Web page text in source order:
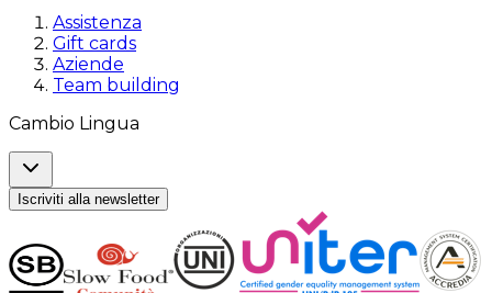
Assistenza
Gift cards
Aziende
Team building
Cambio Lingua
Iscriviti alla newsletter